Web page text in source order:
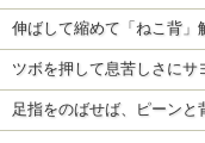
伸ばして縮めて「ねこ背」
ツボを押して息苦しさにサ
足指をのばせば、ピーンと